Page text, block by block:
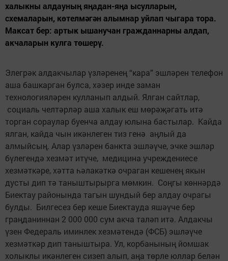
халыкны алдауның яңадан-яңа ысулларын,
схемаларын, көтелмәгән алымнар уйлап чыгара тора.
Максат бер: артык ышанучан гражданнарны алдап,
акчаларын кулга төшерү.
Элегрәк алдакчылар үзләренең “кара” эшләрен телефон
аша башкарган булса, хәзер инде заман
технологияләрен кулланып алдый. Ялган сайтлар,
социаль челтәрләр аша халык еш мөрәҗәгать итә
торган сораулар буенча алдау юлына бастылар. Кайда
ялган, кайда чын икәнлеген тиз генә аңлый да
алмыйсың. Алар үзләрен банкта эшләүче, эчке эшләр
бүлегендә хезмәт итүче, медицина учреждениесе
хезмәткәре, хәтта һәлакәткә очраган кешенең якын
дусты дип тә таныштырырга мөмкин. Соңгы көннәрдә
Биектау районында тагын шундый бер алдау очрагы
булды. Билгесез бер кеше Биектауда яшәүче бер
граңданиннан 2 000 000 сум акча таләп итә. Алдакчы
үзен Федераль иминлек хезмәтендә (ФСБ) эшләүче
хезмәткәр дип таныштыра. Ул, корбанының йомшак
холыклы икәнлеген сизеп алып, аңа төрле юллар белән